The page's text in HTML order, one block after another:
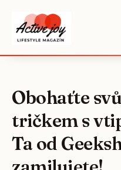
Obohaťte
tričkem s
Ta od